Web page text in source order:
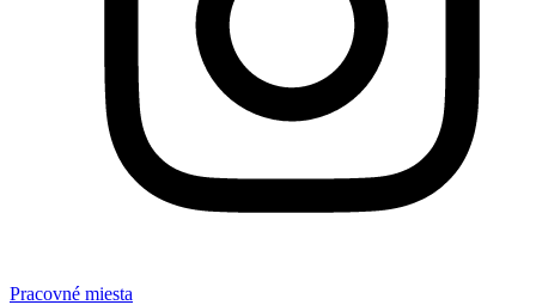
Pracovné miesta